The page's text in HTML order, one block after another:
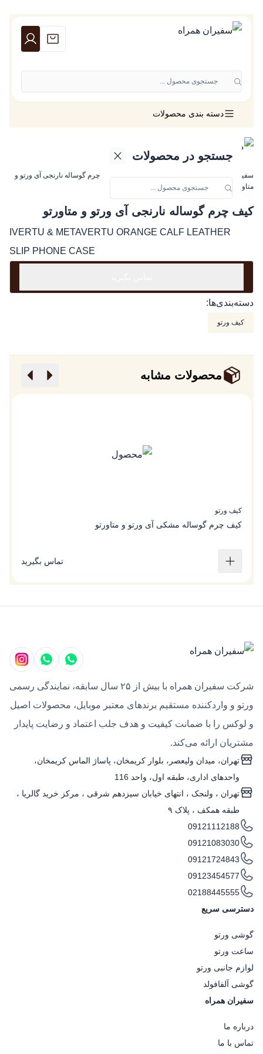
جستجوی محصول ...
جستجو در محصولات
دسته بندی محصولات
سفیران همراه»لوازم جانبی ورتو»کیف ورتو»کیف چرم گوساله نارنجی آی ورتو و
متاورتو
کیف چرم گوساله نارنجی آی ورتو و متاورتو
IVERTU & METAVERTU ORANGE CALF LEATHER
SLIP PHONE CASE
دسته‌بندی‌ها:
کیف ورتو
محصولات مشابه
کیف ورتو
کیف چرم گوساله مشکی آی ورتو و متاورتو
تماس بگیرید
شرکت سفیران همراه با بیش از ۲۵ سال سابقه، نمایندگی رسمی
ورتو و واردکننده مستقیم برندهای معتبر موبایل، محصولات اصیل
و لوکس را با ضمانت کیفیت و هدف جلب اعتماد و رضایت پایدار
مشتریان ارائه می‌کند.
تهران، میدان ولیعصر، بلوار کریمخان، پاساژ الماس کریمخان،
واحدهای اداری، طبقه اول، واحد 116
تهران ، ولنجک‌ ، انتهای خیابان سیزدهم شرقی ، مرکز خرید گالریا ،
طبقه همکف ، پلاک ۹
09121112188
09121083030
09121724843
09123454577
02188445555
دسترسی سریع
گوشی ورتو
ساعت ورتو
لوازم جانبی ورتو
گوشی آلفافولد
سفیران همراه
درباره ما
تماس با ما